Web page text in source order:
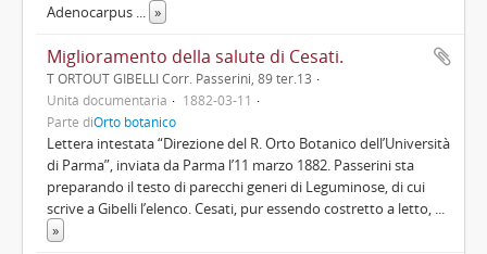
Adenocarpus ... »
Miglioramento della salute di Cesati.
T ORTOUT GIBELLI Corr. Passerini, 89 ter.13
Unità documentaria
1882-03-11
Parte diOrto botanico
Lettera intestata “Direzione del R. Orto Botanico dell’Università
di Parma”, inviata da Parma l’11 marzo 1882. Passerini sta
preparando il testo di parecchi generi di Leguminose, di cui
scrive a Gibelli l’elenco. Cesati, pur essendo costretto a letto, ...
»